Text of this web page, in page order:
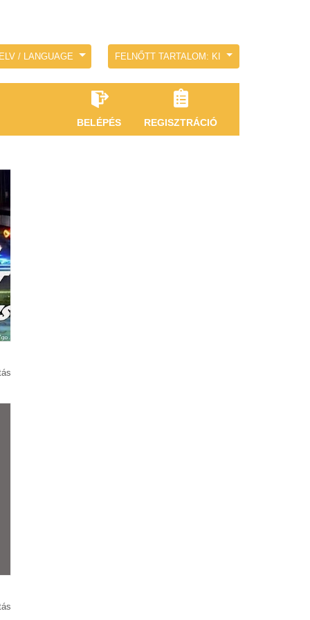
/ LANGUAGE FELNŐTT TARTALOM: KI
BELÉPÉS REGISZTRÁCIÓ